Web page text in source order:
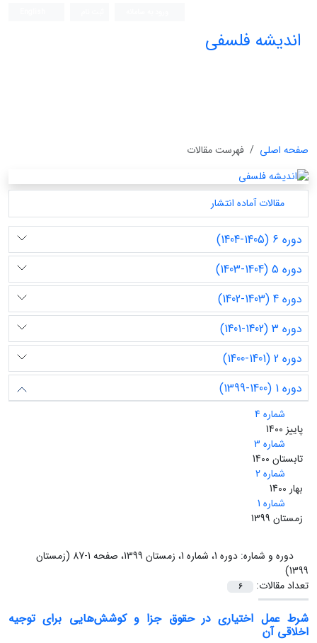
اندیشه فلسفی
صفحه اصلی فهرست مقالات
مقالات آماده انتشار
دوره 6 (1405-1404)
دوره 5 (1404-1403)
دوره 4 (1403-1402)
دوره 3 (1402-1401)
دوره 2 (1401-1400)
دوره 1 (1400-1399)
شماره 4
پاییز 1400
شماره 3
تابستان 1400
شماره 2
بهار 1400
شماره 1
زمستان 1399
دوره و شماره:
دوره 1، شماره 1، زمستان 1399، صفحه 1-87 (زمستان
1399)
تعداد مقالات:
6
شرط عمل اختیاری در حقوق جزا و کوشش‌هایی برای توجیه
اخلاقی آن